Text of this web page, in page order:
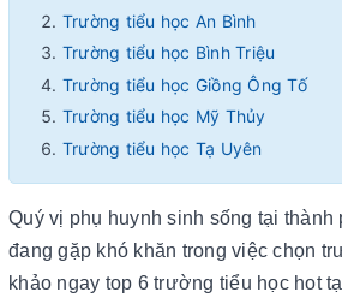
Trường tiểu học An Bình
Trường tiểu học Bình Triệu
Trường tiểu học Giồng Ông Tố
Trường tiểu học Mỹ Thủy
Trường tiểu học Tạ Uyên
Quý vị phụ huynh sinh sống tại
đang gặp khó khăn trong việc chọn
khảo ngay top 6 trường tiểu học hot